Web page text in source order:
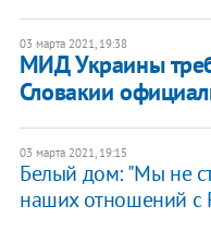
03 марта 2021, 19:38
МИД Украины
Словакии
03 марта 2021, 19:15
Белый дом: "Мы не
наших отношений с